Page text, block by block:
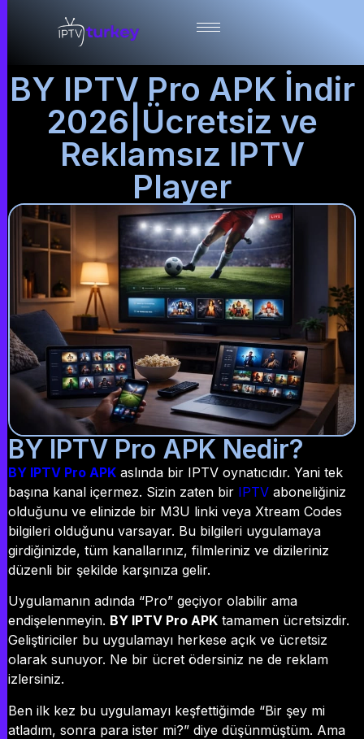
BY IPTV Pro APK İndir
2026|Ücretsiz ve
Reklamsız IPTV
Player
BY IPTV Pro APK Nedir?
BY IPTV Pro APK aslında bir IPTV oynatıcıdır. Yani tek
başına kanal içermez. Sizin zaten bir IPTV aboneliğiniz
olduğunu ve elinizde bir M3U linki veya Xtream Codes
bilgileri olduğunu varsayar. Bu bilgileri uygulamaya
girdiğinizde, tüm kanallarınız, filmleriniz ve dizileriniz
düzenli bir şekilde karşınıza gelir.
Uygulamanın adında “Pro” geçiyor olabilir ama
endişelenmeyin. BY IPTV Pro APK tamamen ücretsizdir.
Geliştiriciler bu uygulamayı herkese açık ve ücretsiz
olarak sunuyor. Ne bir ücret ödersiniz ne de reklam
izlersiniz.
Ben ilk kez bu uygulamayı keşfettiğimde “Bir şey mi
atladım, sonra para ister mi?” diye düşünmüştüm. Ama